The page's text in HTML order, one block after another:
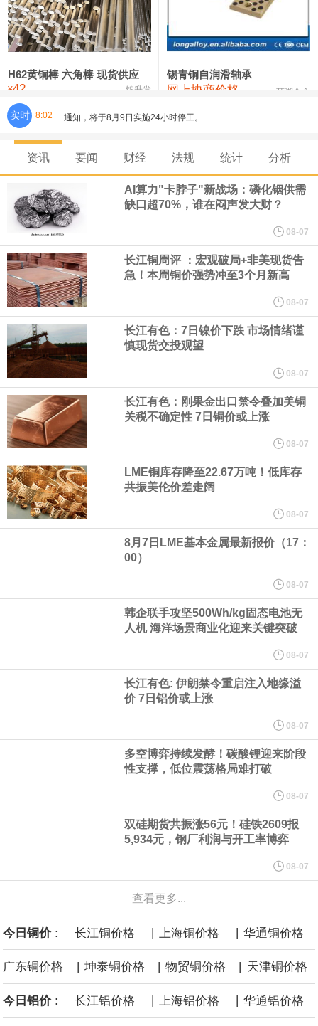
铸造铝合金锭(ZLD104) 24,300—24,500 24,400
压铸锌合金锭 26,500—26,700
氯化镍 38,300—40,300 39,300 0
H62黄铜棒 六角棒 现货供应
¥42 锦升发
锡青铜自润滑轴承
网上协商价格 芜湖合金
实时 8:02 8月7日，宇树科技董事长王兴兴网上路演时表示，报告期内，公司
研发费用金额分别为4,995.18万元、7,001.70万元、14,496.56万
元，最近3年复合增长率达70.36%，呈快速增长趋势，并形成多项
核心技术和知识产权。截至2026年1月31日，公司拥有262项专利权
（含境内发明专利20项）。
纽约期银日内涨4%，现报64.08美元/盎司。
宇树科技董事长、总经理兼首席技术官王兴兴在网上路演时表示，
经过多年研发创新和技术积累，公司逐步形成了包括一体化关节集
成技术、高紧凑度机器人身体集成技术、机器人激光雷达全自研核
心技术等多项已商业化应用的核心技术并已应用于公司的高性能通
用人形机器人、四足机器人等产品。
美国总统特朗普6日否认他对国防部长赫格塞思不满，称对赫格塞思
所做的工作“非常满意”。特朗普在社交媒体上发帖称，一些媒体有关
他与赫格塞思就弹药短缺问题发生冲突的报道是“完全没有根据的谣
言”，他对赫格塞思所做的工作“非常满意”。
据报道，威刚近日在法说会上表示，在需求增加、价格走高及货源
稳定的三大有利因素带动下，预期第3季度营运将优于第2季度，并
进一步扩大全年营运成果。
美国国会预算办公室（CBO）于当地时间5日发布报告称，美国海军
计划建造的15艘核动力“特朗普级”（Trump-class）战列舰，从研发
到采购的总费用可能高达2750亿美元，为美国有史以来最昂贵的水
面战舰项目之一。 根据CBO的初步估算，首舰造价约234亿美元，
后续14艘平均每艘约180亿美元。
黄金价格有望录得自今年1月以来最大单周涨幅。油价走弱为金价提
供支撑，同时投资者正等待美国非农就业数据，以寻找美国利率前
资讯 要闻 财经 法规 统计 分析
AI算力"卡脖子"新战场：磷化铟供需
缺口超70%，谁在闷声发大财？
08-07
长江铜周评 ：宏观破局+非美现货告
急！本周铜价强势冲至3个月新高
08-07
长江有色：7日镍价下跌 市场情绪谨
慎现货交投观望
08-07
长江有色：刚果金出口禁令叠加美铜
关税不确定性 7日铜价或上涨
08-07
LME铜库存降至22.67万吨！低库存
共振美伦价差走阔
08-07
8月7日LME基本金属最新报价（17：
00）
08-07
韩企联手攻坚500Wh/kg固态电池无
人机 海洋场景商业化迎来关键突破
08-07
长江有色: 伊朗禁令重启注入地缘溢
价 7日铝价或上涨
08-07
多空博弈持续发酵！碳酸锂迎来阶段
性支撑，低位震荡格局难打破
08-07
双硅期货共振涨56元！硅铁2609报
5,934元，钢厂利润与开工率博弈
08-07
查看更多...
今日铜价 : 长江铜价格 | 上海铜价格 | 华通铜价格
广东铜价格 | 坤泰铜价格 | 物贸铜价格 | 天津铜价格
今日铝价 : 长江铝价格 上海铝价格 华通铝价格